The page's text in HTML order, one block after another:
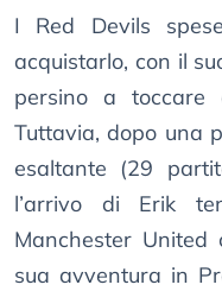
I Red Devils
acquistarlo, con il
persino a toccare
Tuttavia, dopo una
esaltante (29
l’arrivo di Erik
Manchester
sua avventura in